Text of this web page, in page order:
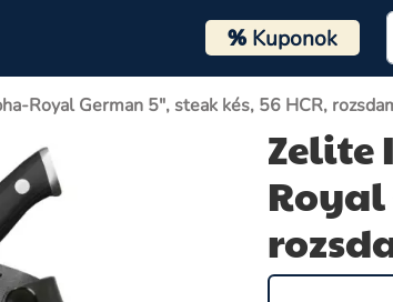
%Kuponok
Royal German 5", steak kés, 56 HCR,
Royal